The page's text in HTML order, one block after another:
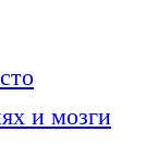
и мозги